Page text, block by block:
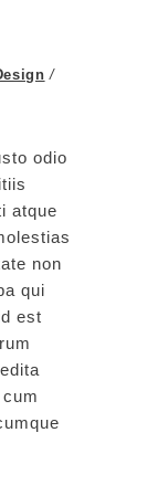
odio
atque
non
qui
est